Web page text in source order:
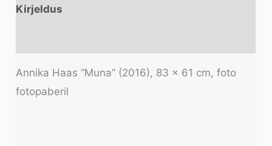
Kirjeldus
Annika Haas “Muna” (2016), 83 x 61 cm, foto
fotopaberil